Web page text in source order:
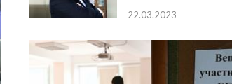
22.03.2023